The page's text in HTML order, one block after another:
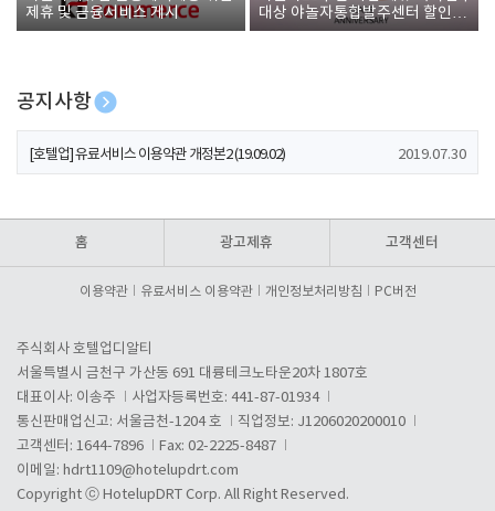
제휴 및 금융서비스 게시
대상 야놀자통합발주센터 할인쿠
폰 증정
공지사항
[호텔업] 개인정보 처리방침 개정본1 (19.09.02)
[호텔업] 유료서비스 이용약관 개정본2 (19.09.02) 2019.07.30
홈 광고제휴 고객센터
이용약관 유료서비스 이용약관 개인정보처리방침 PC버전
주식회사 호텔업디알티
서울특별시 금천구 가산동 691 대륭테크노타운20차 1807호
대표이사: 이송주
사업자등록번호: 441-87-01934
통신판매업신고: 서울금천-1204 호
직업정보: J1206020200010
고객센터: 1644-7896
Fax: 02-2225-8487
이메일: hdrt1109@hotelupdrt.com
Copyright ⓒ HotelupDRT Corp. All Right Reserved.